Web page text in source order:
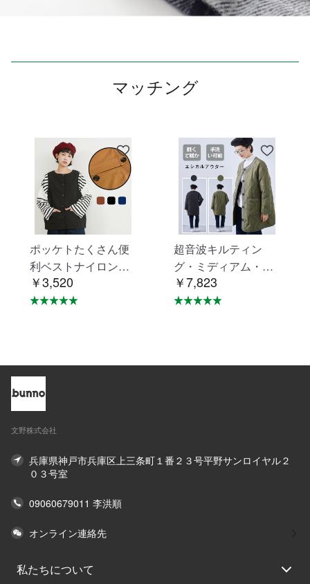
マッチング
ポッケトたくさん便
利ベストナイロン素
材摩擦に強い KNNV
302
￥3,520
超音波キルティン
グ・ミディアム・ジ
ャケット・エシカル
アウター・コート K
￥7,823
文野株式会社
兵庫県神戸市兵庫区上三条町１番２３号平野サンロイヤル２
０３号室
09060679011 李洪順
オンライン連絡先
私たちについて